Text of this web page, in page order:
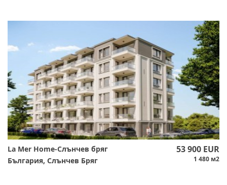
La Mer Home-Слънчев бряг
България, Слънчев Бряг
53 900 EUR
1 480 м2